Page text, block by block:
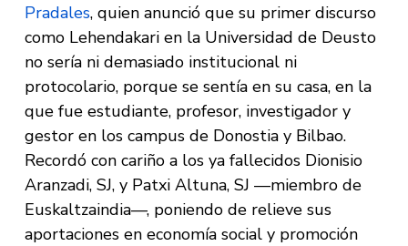
Pradales, quien anunció que su primer discurso
como Lehendakari en la Universidad de Deusto
no sería ni demasiado institucional ni
protocolario, porque se sentía en su casa, en la
que fue estudiante, profesor, investigador y
gestor en los campus de Donostia y Bilbao.
Recordó con cariño a los ya fallecidos Dionisio
Aranzadi, SJ, y Patxi Altuna, SJ —miembro de
Euskaltzaindia—, poniendo de relieve sus
aportaciones en economía social y promoción